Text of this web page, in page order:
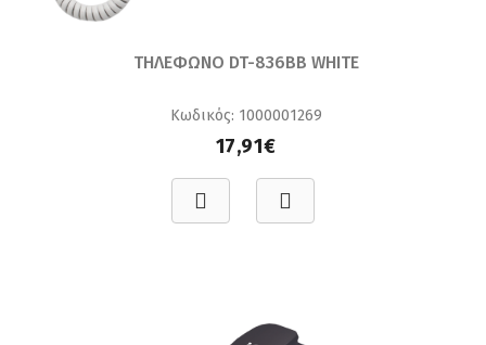
ΤΗΛΕΦΩΝΟ DT-836BB WHITE
Κωδικός: 1000001269
17,91€